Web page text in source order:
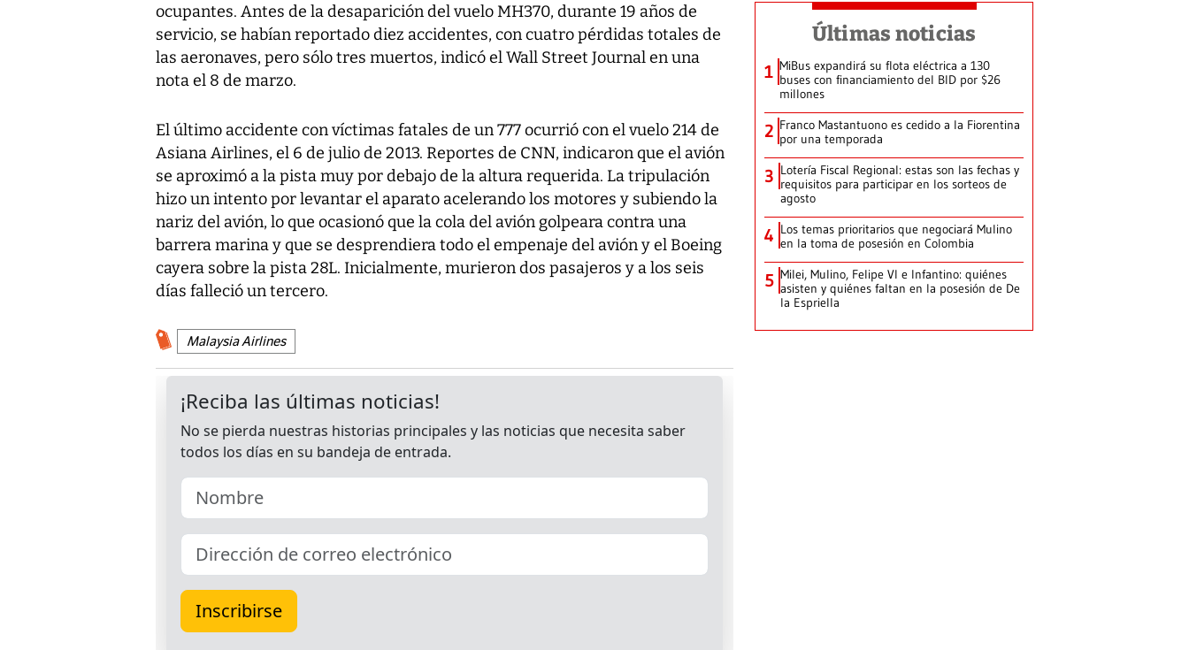
ocupantes. Antes de la desaparición del vuelo MH370, durante 19 años de
servicio, se habían reportado diez accidentes, con cuatro pérdidas totales de
las aeronaves, pero sólo tres muertos, indicó el Wall Street Journal en una
nota el 8 de marzo.
El último accidente con víctimas fatales de un 777 ocurrió con el vuelo 214 de
Asiana Airlines, el 6 de julio de 2013. Reportes de CNN, indicaron que el avión
se aproximó a la pista muy por debajo de la altura requerida. La tripulación
hizo un intento por levantar el aparato acelerando los motores y subiendo la
nariz del avión, lo que ocasionó que la cola del avión golpeara contra una
barrera marina y que se desprendiera todo el empenaje del avión y el Boeing
cayera sobre la pista 28L. Inicialmente, murieron dos pasajeros y a los seis
días falleció un tercero.
Malaysia Airlines
Últimas noticias
1 MiBus expandirá su flota eléctrica a 130
buses con financiamiento del BID por $26
millones
2 Franco Mastantuono es cedido a la Fiorentina
por una temporada
3 Lotería Fiscal Regional: estas son las fechas y
requisitos para participar en los sorteos de
agosto
4 Los temas prioritarios que negociará Mulino
en la toma de posesión en Colombia
5 Milei, Mulino, Felipe VI e Infantino: quiénes
asisten y quiénes faltan en la posesión de De
la Espriella